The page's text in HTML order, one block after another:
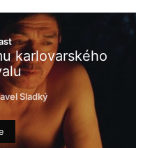
karlovarského
Sladký